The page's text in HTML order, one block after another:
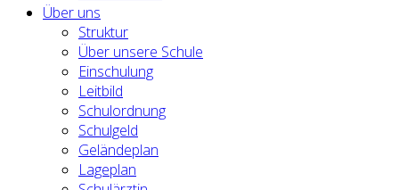
Über uns
Struktur
Über unsere Schule
Einschulung
Leitbild
Schulordnung
Schulgeld
Geländeplan
Lageplan